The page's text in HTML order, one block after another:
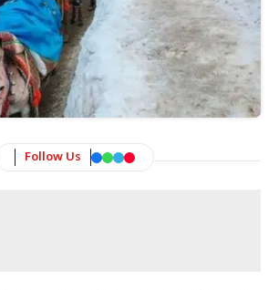
Follow Us